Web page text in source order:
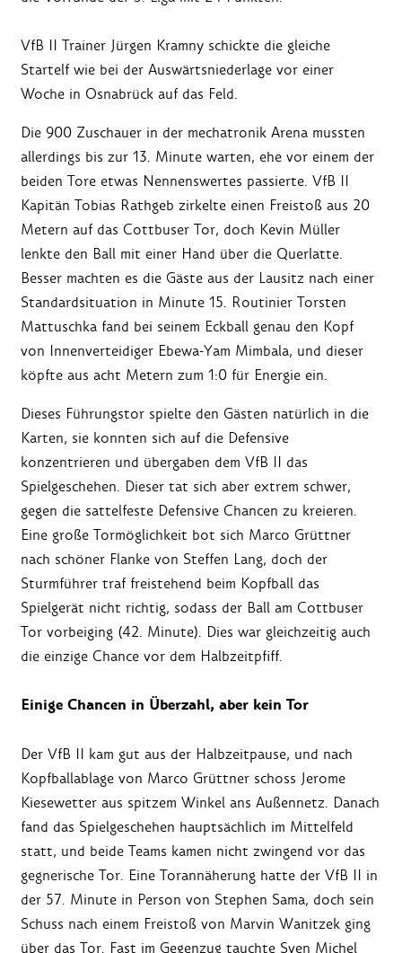
VfB II Trainer Jürgen Kramny schickte die gleiche
Startelf wie bei der Auswärtsniederlage vor einer
Woche in Osnabrück auf das Feld.
Die 900 Zuschauer in der mechatronik Arena mussten
allerdings bis zur 13. Minute warten, ehe vor einem der
beiden Tore etwas Nennenswertes passierte. VfB II
Kapitän Tobias Rathgeb zirkelte einen Freistoß aus 20
Metern auf das Cottbuser Tor, doch Kevin Müller
lenkte den Ball mit einer Hand über die Querlatte.
Besser machten es die Gäste aus der Lausitz nach einer
Standardsituation in Minute 15. Routinier Torsten
Mattuschka fand bei seinem Eckball genau den Kopf
von Innenverteidiger Ebewa-Yam Mimbala, und dieser
köpfte aus acht Metern zum 1:0 für Energie ein.
Dieses Führungstor spielte den Gästen natürlich in die
Karten, sie konnten sich auf die Defensive
konzentrieren und übergaben dem VfB II das
Spielgeschehen. Dieser tat sich aber extrem schwer,
gegen die sattelfeste Defensive Chancen zu kreieren.
Eine große Tormöglichkeit bot sich Marco Grüttner
nach schöner Flanke von Steffen Lang, doch der
Sturmführer traf freistehend beim Kopfball das
Spielgerät nicht richtig, sodass der Ball am Cottbuser
Tor vorbeiging (42. Minute). Dies war gleichzeitig auch
die einzige Chance vor dem Halbzeitpfiff.
Einige Chancen in Überzahl, aber kein Tor
Der VfB II kam gut aus der Halbzeitpause, und nach
Kopfballablage von Marco Grüttner schoss Jerome
Kiesewetter aus spitzem Winkel ans Außennetz. Danach
fand das Spielgeschehen hauptsächlich im Mittelfeld
statt, und beide Teams kamen nicht zwingend vor das
gegnerische Tor. Eine Torannäherung hatte der VfB II in
der 57. Minute in Person von Stephen Sama, doch sein
Schuss nach einem Freistoß von Marvin Wanitzek ging
über das Tor. Fast im Gegenzug tauchte Sven Michel